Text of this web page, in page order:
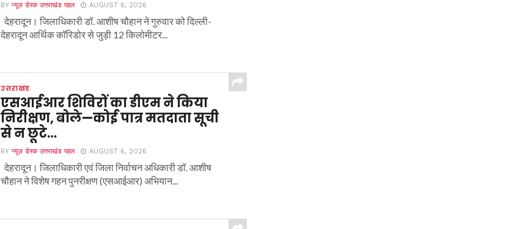
BYन्यूज़ डेस्क उत्तराखंड पहल AUGUST 6, 2026
देहरादून। जिलाधिकारी डॉ. आशीष चौहान ने गुरुवार को दिल्ली-
देहरादून आर्थिक कॉरिडोर से जुड़ी 12 किलोमीटर...
उत्तराखंड
एसआईआर शिविरों का डीएम ने किया
निरीक्षण, बोले—कोई पात्र मतदाता सूची
से न छूटे…
BYन्यूज़ डेस्क उत्तराखंड पहल AUGUST 6, 2026
देहरादून। जिलाधिकारी एवं जिला निर्वाचन अधिकारी डॉ. आशीष
चौहान ने विशेष गहन पुनरीक्षण (एसआईआर) अभियान...